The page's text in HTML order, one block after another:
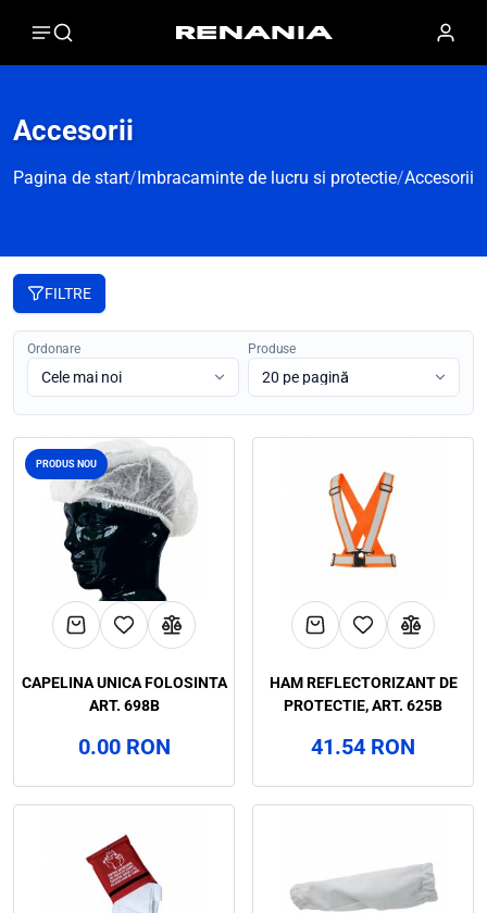
Accesorii
Pagina de start/ Imbracaminte de lucru si protectie/ Accesorii
FILTRE
Ordonare Produse
PRODUS NOU
CAPELINA UNICA FOLOSINTA
ART. 698B
0.00 RON
HAM REFLECTORIZANT DE
PROTECTIE, ART. 625B
41.54 RON